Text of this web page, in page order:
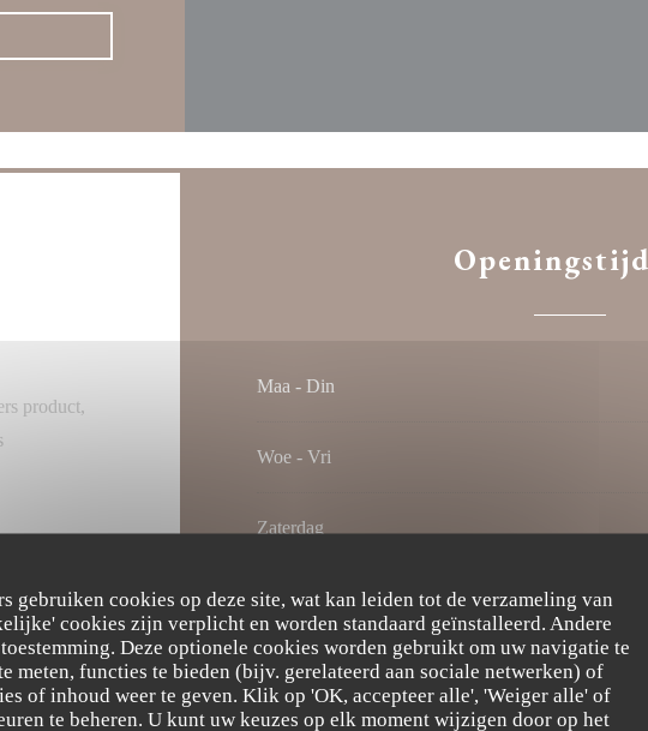
gebruiken cookies op deze site, wat kan leiden tot de verzameling van
cookies zijn verplicht en worden standaard geïnstalleerd. Andere
Deze optionele cookies worden gebruikt om uw navigatie te
meten, functies te bieden (bijv. gerelateerd aan sociale netwerken) of
of inhoud weer te geven. Klik op 'OK, accepteer alle', 'Weiger alle' of
te beheren. U kunt uw keuzes op elk moment wijzigen door op het
product,
Maa - Din
Woe - Vri
Zaterdag
Zondag